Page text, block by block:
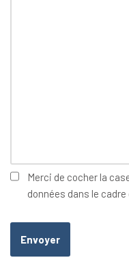
Merci de cocher la
données dans le
Envoyer